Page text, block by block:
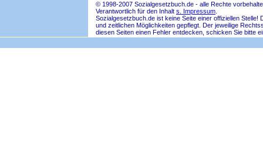
© 1998-2007 Sozialgesetzbuch.de - alle Rechte
Verantwortlich für den Inhalt s. Impressum
Sozialgesetzbuch.de ist keine Seite einer offiziellen
und zeitlichen Möglichkeiten gepflegt. Der jeweilige
diesen Seiten einen Fehler entdecken, schicken Sie bitte